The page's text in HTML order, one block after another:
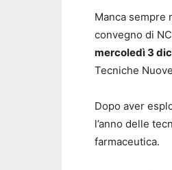
Manca sempre
convegno di
mercoledì 3
Tecniche
Dopo aver
l’anno delle
farmaceutica.